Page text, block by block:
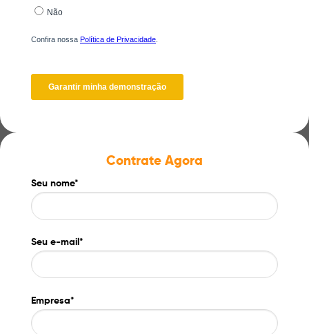
Contrate Agora
Seu nome*
Seu e-mail*
Empresa*